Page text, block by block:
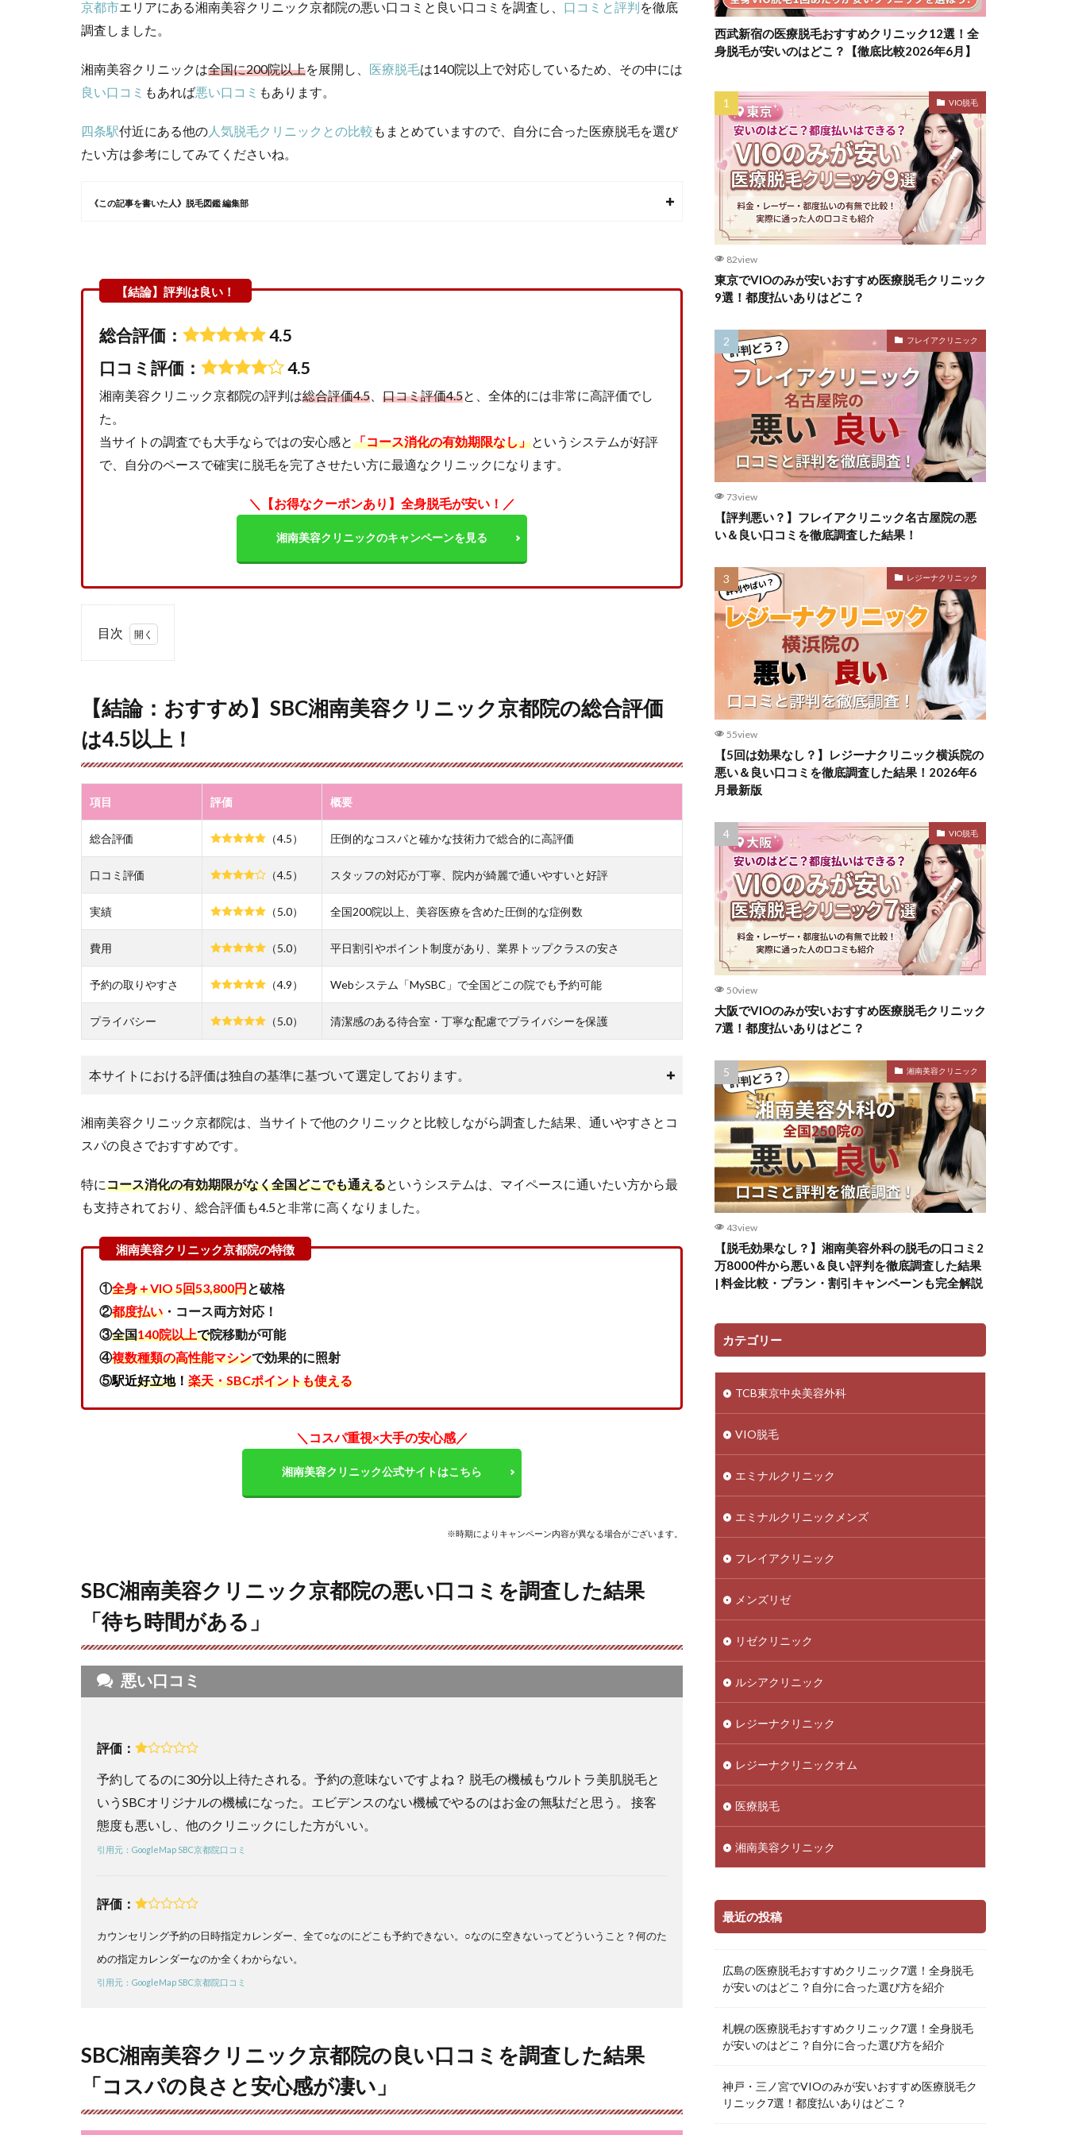
京都市エリアにある湘南美容クリニック京都院の悪い口コミと良い口コミを調査し、 口コミと評判を徹底
調査しました。
湘南美容クリニックは全国に200院以上を展開し、 医療脱毛は140院以上で対応しているため、その中には
良い口コミ もあれば悪い口コミ もあります。
四条駅付近にある他の 人気脱毛クリニックとの比較 もまとめていますので、自分に合った医療脱毛を選び
たい方は参考にしてみてくださいね。
《この記事を書いた人》脱毛図鑑 編集部
総合評価：
4.5
口コミ評価：
4.5
湘南美容クリニック京都院の評判は総合評価4.5 口コミ評価4.5と、全体的には非常に高評価でし
た。
当サイトの調査でも大手ならではの安心感と「コース消化の有効期限なし」というシステムが好評
で、自分のペースで確実に脱毛を完了させたい方に最適なクリニックになります。
＼【お得なクーポンあり】全身脱毛が安い！／
湘南美容クリニックのキャンペーンを見る
目次
おす
め】
クリ
ニッ
ク京
都院
の総
合評
価は
以
上！
2
SBC
湘南
美容
ニッ
ク京
の悪
コミ
査し
た結
「待
ち時
あ
る」
3
SBC
湘南
美容
「コ
スパ
の良
さと
安心
感が
凄
い」
【SBC
美容
クリ
ニッ
ク京
都院
コミ
まと
め】
圧倒
スパ
で期
卒業
でき
る
5
【結論：おすすめ】SBC湘南美容クリニック京都院の総合評価
は4.5以上！
項目 評価 概要
総合評価 （4.5） 圧倒的なコスパと確かな技術力で総合的に高評価
口コミ評価 （4.5） スタッフの対応が丁寧、院内が綺麗で通いやすいと好評
実績 （5.0） 全国200院以上、美容医療を含めた圧倒的な症例数
費用 （5.0） 平日割引やポイント制度があり、業界トップクラスの安さ
予約の取りやすさ （4.9） Webシステム「MySBC」で全国どこの院でも予約可能
プライバシー （5.0） 清潔感のある待合室・丁寧な配慮でプライバシーを保護
本サイトにおける評価は独自の基準に基づいて選定しております。
湘南美容クリニック京都院は、当サイトで他のクリニックと比較しながら調査した結果、通いやすさとコ
スパの良さでおすすめです。
特にコース消化の有効期限がなく全国どこでも通えるというシステムは、マイペースに通いたい方から最
も支持されており、総合評価も4.5と非常に高くなりました。
①全身＋VIO 5回53,800円と破格
②都度払い ・コース両方対応！
③全国140院以上で院移動が可能
④複数種類の高性能マシンで効果的に照射
⑤駅近好立地！ 楽天・SBCポイントも使える
＼コスパ重視×大手の安心感／
湘南美容クリニック公式サイトはこちら
※時期によりキャンペーン内容が異なる場合がございます。
SBC湘南美容クリニック京都院の悪い口コミを調査した結果
「待ち時間がある」
悪い口コミ
評価：
予約してるのに30分以上待たされる。予約の意味ないですよね？ 脱毛の機械もウルトラ美肌脱毛と
いうSBCオリジナルの機械になった。エビデンスのない機械でやるのはお金の無駄だと思う。 接客
態度も悪いし、他のクリニックにした方がいい。
引用元：GoogleMap SBC京都院口コミ
評価：
カウンセリング予約の日時指定カレンダー、全て○なのにどこも予約できない。○なのに空きないってどういうこと？何のた
めの指定カレンダーなのか全くわからない。
引用元：GoogleMap SBC京都院口コミ
SBC湘南美容クリニック京都院の良い口コミを調査した結果
「コスパの良さと安心感が凄い」
西武新宿の医療脱毛おすすめクリニック12選！全
身脱毛が安いのはどこ？【徹底比較2026年6月】
VIO脱毛
82view
東京でVIOのみが安いおすすめ医療脱毛クリニック
9選！都度払いありはどこ？
フレイアクリニック
73view
【評判悪い？】フレイアクリニック名古屋院の悪
い＆良い口コミを徹底調査した結果！
レジーナクリニック
55view
【5回は効果なし？】レジーナクリニック横浜院の
悪い＆良い口コミを徹底調査した結果！2026年6
月最新版
VIO脱毛
50view
大阪でVIOのみが安いおすすめ医療脱毛クリニック
7選！都度払いありはどこ？
湘南美容クリニック
43view
【脱毛効果なし？】湘南美容外科の脱毛の口コミ2
万8000件から悪い＆良い評判を徹底調査した結果
| 料金比較・プラン・割引キャンペーンも完全解説
カテゴリー
TCB東京中央美容外科
VIO脱毛
エミナルクリニック
エミナルクリニックメンズ
フレイアクリニック
メンズリゼ
リゼクリニック
ルシアクリニック
レジーナクリニック
レジーナクリニックオム
医療脱毛
湘南美容クリニック
最近の投稿
広島の医療脱毛おすすめクリニック7選！全身脱毛
が安いのはどこ？自分に合った選び方を紹介
札幌の医療脱毛おすすめクリニック7選！全身脱毛
が安いのはどこ？自分に合った選び方を紹介
神戸・三ノ宮でVIOのみが安いおすすめ医療脱毛ク
リニック7選！都度払いありはどこ？